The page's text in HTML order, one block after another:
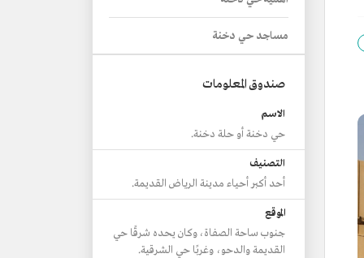
مساجد حي دخنة
صندوق المعلومات
الاسم
حي دخنة أو حلة دخنة.
التصنيف
أحد أكبر أحياء مدينة الرياض القديمة.
الموقع
جنوب ساحة الصفاة، وكان يحده شرقًا حي
القديمة والدحو، وغربًا حي الشرقية.